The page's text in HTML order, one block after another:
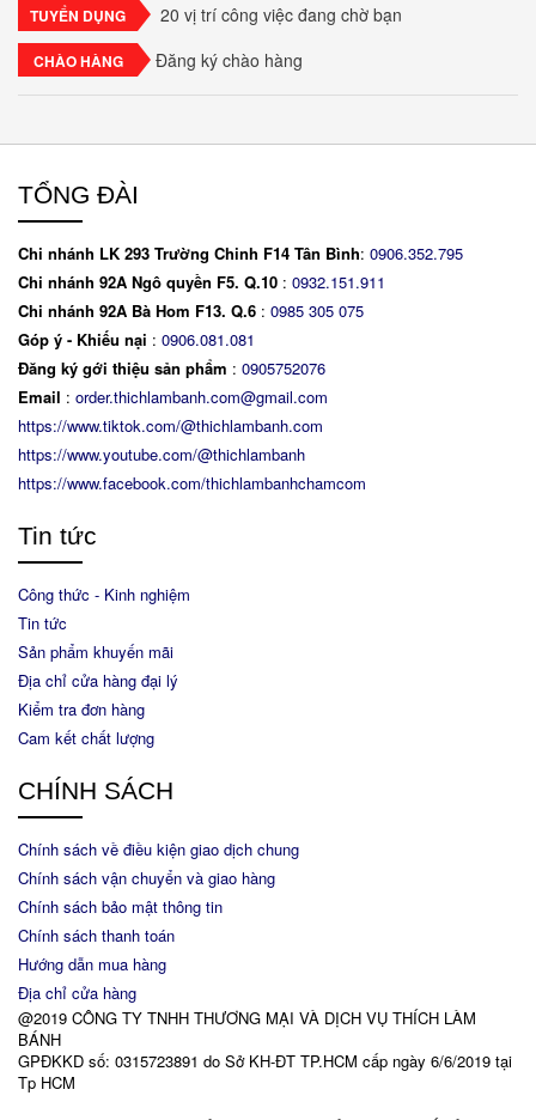
TUYỂN DỤNG 20 vị trí công việc đang chờ bạn
CHÀO HÀNG Đăng ký chào hàng
TỔNG ĐÀI
Chi nhánh LK 293 Trường Chinh F14 Tân Bình: 0906.352.795
Chi nhánh 92A Ngô quyền F5. Q.10 : 0932.151.911
Chi nhánh 92A Bà Hom F13. Q.6 : 0985 305 075
Góp ý - Khiếu nại : 0906.081.081
Đăng ký gới thiệu sản phẩm : 0905752076
Email : order.thichlambanh.com@gmail.com
https://www.tiktok.com/@thichlambanh.com
https://www.youtube.com/@thichlambanh
https://www.facebook.com/thichlambanhchamcom
Tin tức
Công thức - Kinh nghiệm
Tin tức
Sản phẩm khuyến mãi
Địa chỉ cửa hàng đại lý
Kiểm tra đơn hàng
Cam kết chất lượng
CHÍNH SÁCH
Chính sách về điều kiện giao dịch chung
Chính sách vận chuyển và giao hàng
Chính sách bảo mật thông tin
Chính sách thanh toán
Hướng dẫn mua hàng
Địa chỉ cửa hàng
@2019 CÔNG TY TNHH THƯƠNG MẠI VÀ DỊCH VỤ THÍCH LÀM
BÁNH
GPĐKKD số: 0315723891 do Sở KH-ĐT TP.HCM cấp ngày 6/6/2019 tại
Tp HCM